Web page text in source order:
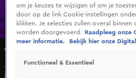
HomeUitzending Gemist Programma's
OranjezomerLivestreamsShop
Vandaag Inside
Johan Derksen verrast door
om je keuzes te wijzigen of om je
door op de link Cookie-instellingen
klikken. Je selecties zullen overal binnen
worden doorgevoerd.
Raadpleeg onze
meer informatie.
Bekijk hier onze
Functioneel & Essentieel